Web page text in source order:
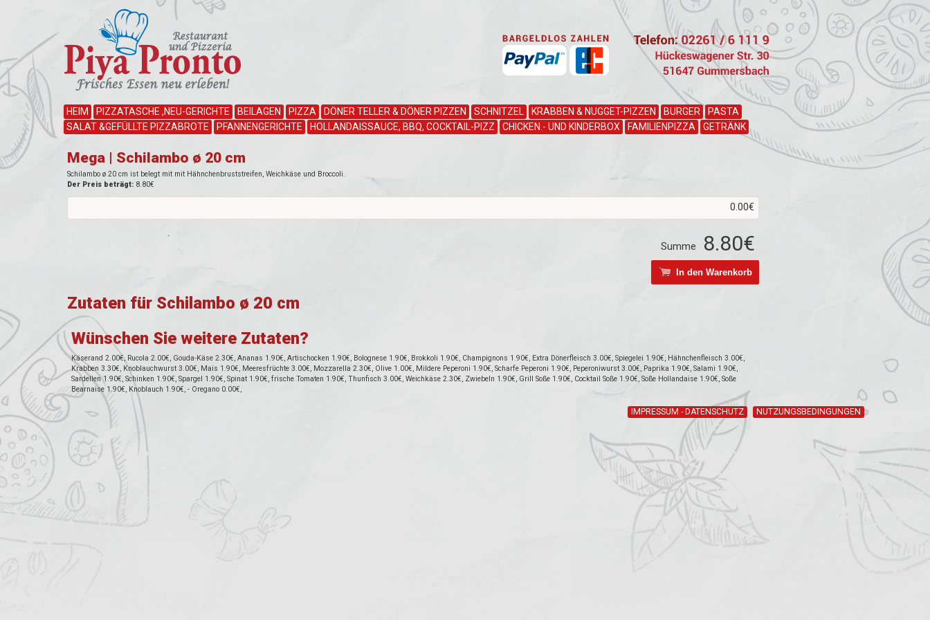
HEIM PIZZATASCHE ,NEU-GERICHTE BEILAGEN PIZZA DÖNER TELLER & DÖNER PIZZEN SCHNITZEL KRABBEN & NUGGET-PIZZEN BURGER
PASTA
SALAT &GEFÜLLTE PIZZABROTE
PFANNENGERICHTE HOLLANDAISSAUCE, BBQ, COCKTAIL-PIZZ CHICKEN.- UND KINDERBOX FAMILIENPIZZA GETRÄNK
Mega | Schilambo ø 20 cm
Schilambo ø 20 cm ist belegt mit mit Hähnchenbruststreifen, Weichkäse und Broccoli.
Der Preis beträgt: 8.80€
0.00€
Summe 8.80€
In den Warenkorb
Zutaten für Schilambo ø 20 cm
Wünschen Sie weitere Zutaten?
Käserand 2.00€, Rucola 2.00€, Gouda-Käse 2.30€, Ananas 1.90€, Artischocken 1.90€, Bolognese 1.90€, Brokkoli 1.90€, Champignons 1.90€, Extra Dönerfleisch 3.00€, Spiegelei 1.90€, Hähnchenfleisch 3.00€,
Krabben 3.30€, Knoblauchwurst 3.00€, Mais 1.90€, Meeresfrüchte 3.00€, Mozzarella 2.30€, Olive 1.00€, Mildere Peperoni 1.90€, Scharfe Peperoni 1.90€, Peperoniwurst 3.00€, Paprika 1.90€, Salami 1.90€,
Sardellen 1.90€, Schinken 1.90€, Spargel 1.90€, Spinat 1.90€, frische Tomaten 1.90€, Thunfisch 3.00€, Weichkäse 2.30€, Zwiebeln 1.90€, Grill Soße 1.90€, Cocktail Soße 1.90€, Soße Hollandaise 1.90€, Soße
Bearnaise 1.90€, Knoblauch 1.90€, - Oregano 0.00€,
NUTZUNGSBEDINGUNGEN
IMPRESSUM - DATENSCHUTZ